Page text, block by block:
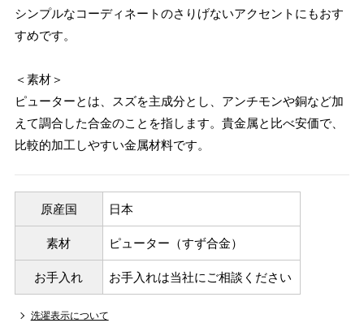
シンプルなコーディネートのさりげないアクセントにもおす
すめです。
＜素材＞
ピューターとは、スズを主成分とし、アンチモンや銅など加
えて調合した合金のことを指します。貴金属と比べ安価で、
比較的加工しやすい金属材料です。
原産国 日本
素材 ピューター（すず合金）
お手入れ お手入れは当社にご相談ください
洗濯表示について